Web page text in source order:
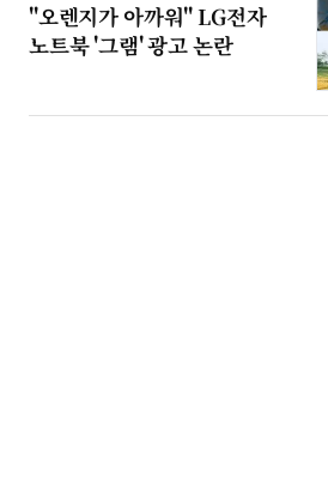
"오렌지가 아까워" LG전자
노트북 '그램' 광고 논란